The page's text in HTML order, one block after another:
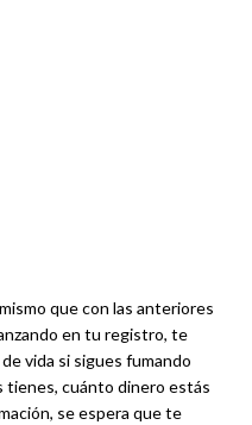
que con las anteriores
en tu registro, te
vida si sigues fumando
tienes, cuánto dinero estás
se espera que te